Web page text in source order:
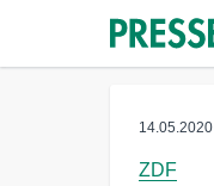
ZDF